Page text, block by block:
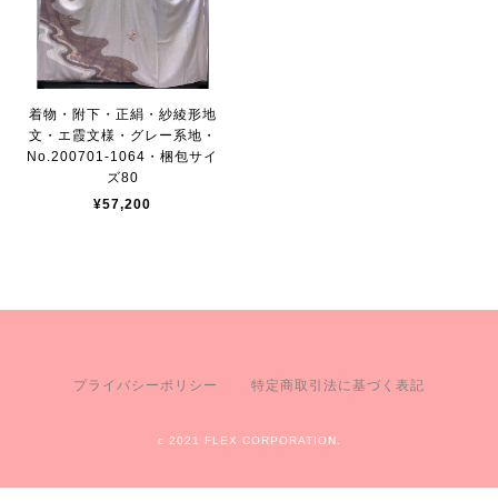
着物・附下・正絹・紗綾形地
文・エ霞文様・グレー系地・
No.200701-1064・梱包サイ
ズ80
¥57,200
プライバシーポリシー 特定商取引法に基づく表記
c 2021 FLEX CORPORATION.